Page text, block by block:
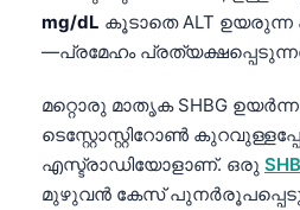
mg/dL കൂടാതെ ALT
—പ്രമേഹം
മറ്റൊരു മാതൃക SHBG
ടെസ്റ്റോസ്റ്റിറോൺ
എസ്ട്രാഡിയോളാണ്. ഒരു
മുഴുവൻ കേസ്
Shqip
বাংলা
اردو
తెలుగు